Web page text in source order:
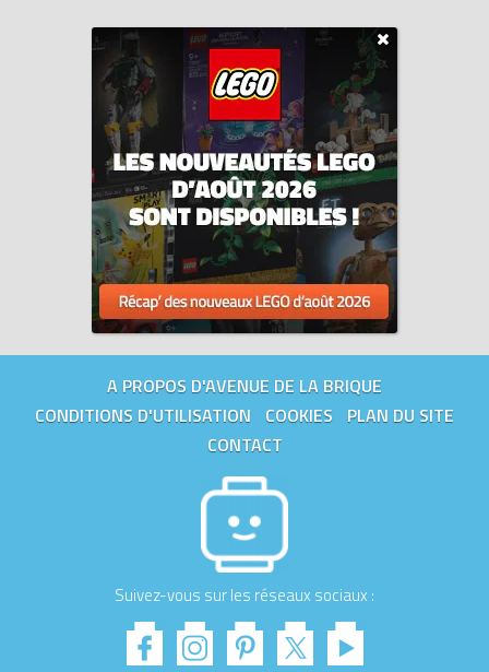
A PROPOS D'AVENUE DE LA BRIQUE
CONDITIONS D'UTILISATION
COOKIES
PLAN DU SITE
CONTACT
Suivez-vous sur les réseaux sociaux :